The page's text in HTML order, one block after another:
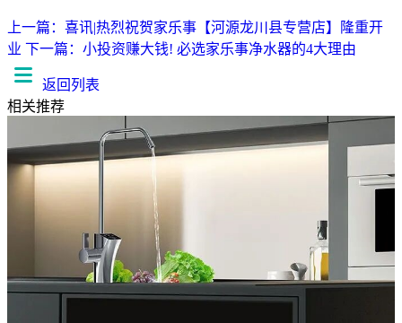
上一篇：喜讯|热烈祝贺家乐事【河源龙川县专营店】隆重开
业 下一篇：小投资赚大钱! 必选家乐事净水器的4大理由
返回列表
相关推荐